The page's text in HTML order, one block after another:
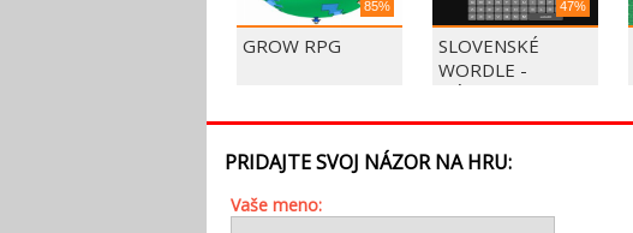
85%
GROW RPG
47%
SLOVENSKÉ
WORDLE -
PRIDAJTE SVOJ NÁZOR NA HRU:
Vaše meno: